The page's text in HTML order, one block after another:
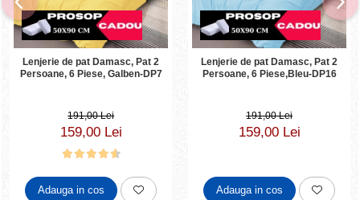
Lenjerie de pat Damasc, Pat 2
Persoane, 6 Piese, Galben-DP7
191,00 Lei
159,00 Lei
Adauga in cos
Lenjerie de pat Damasc, Pat 2
Persoane, 6 Piese,Bleu-DP16
191,00 Lei
159,00 Lei
Adauga in cos